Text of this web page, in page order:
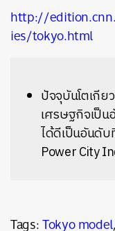
http://
ies/tokyo.html
ปัจจุบันโตเกีย
เศรษฐกิจเป็น
ได้ดีเป็นอันดับ
Power City
Tags:Tokyo model